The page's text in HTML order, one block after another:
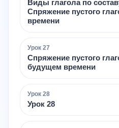
Виды глагола по
Спряжение пустого
времени
Урок 27
Спряжение пустого
будущем времени
Урок 28
Урок 28